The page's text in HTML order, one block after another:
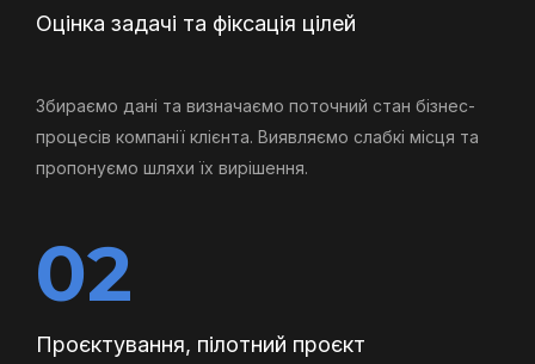
Оцінка задачі та фіксація цілей
Збираємо дані та визначаємо поточний стан бізнес-
процесів компанії клієнта. Виявляємо слабкі місця та
пропонуємо шляхи їх вирішення.
02
Проєктування, пілотний проєкт